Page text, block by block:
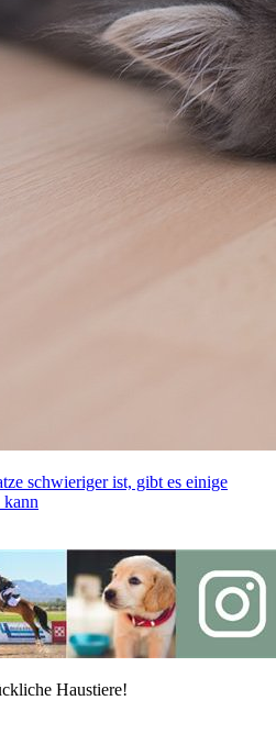
schwieriger ist, gibt es einige
Haustiere!